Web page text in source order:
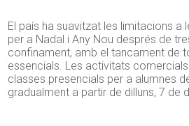
El país ha suavitzat les limitacions a
per a Nadal i Any Nou després de
confinament, amb el tancament de
essencials. Les activitats
classes presencials per a alumnes
gradualment a partir de dilluns, 7 de